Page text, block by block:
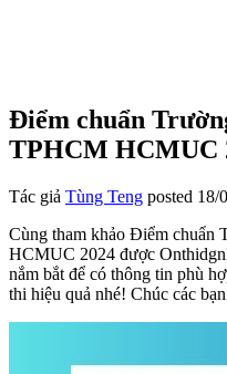
Điểm chuẩn
TPHCM HCMUC
Tác giả Tùng Teng posted 18/
Cùng tham khảo Điểm chuẩn
HCMUC 2024 được
nắm bắt để có thông tin phù
thi hiệu quả nhé! Chúc các